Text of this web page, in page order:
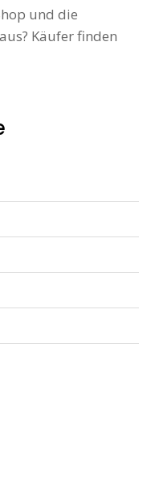
und die
Käufer finden